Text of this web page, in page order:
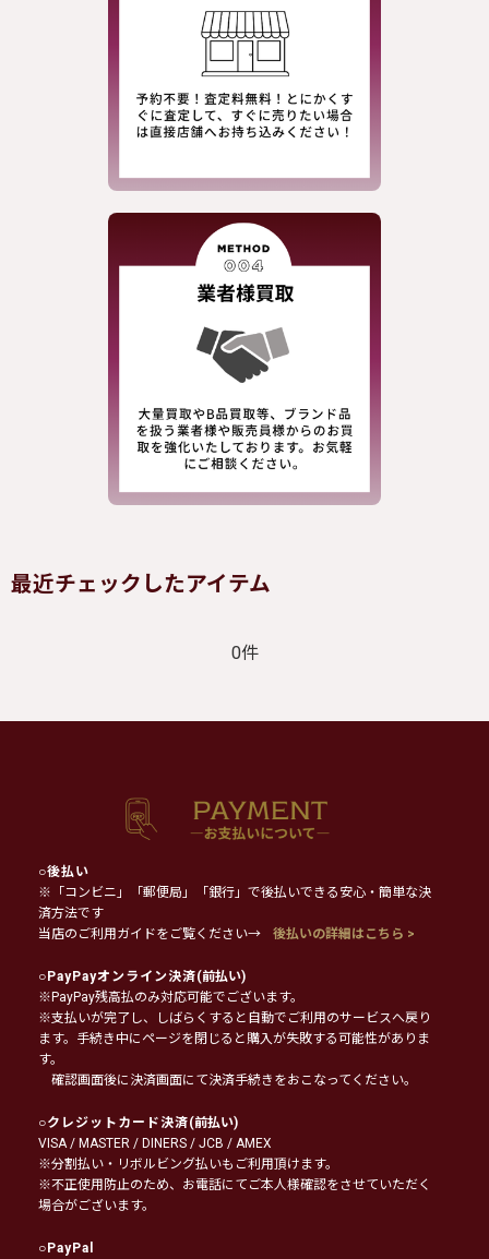
最近チェックしたアイテム
0件
○後払い
※「コンビニ」「郵便局」「銀行」で後払いできる安心・簡単な決
済方法です
当店のご利用ガイドをご覧ください→
後払いの詳細はこちら >
○PayPayオンライン決済(前払い)
※PayPay残高払のみ対応可能でございます。
※支払いが完了し、しばらくすると自動でご利用のサービスへ戻り
ます。手続き中にページを閉じると購入が失敗する可能性がありま
す。
確認画面後に決済画面にて決済手続きをおこなってください。
○クレジットカード決済(前払い)
VISA / MASTER / DINERS / JCB / AMEX
※分割払い・リボルビング払いもご利用頂けます。
※不正使用防止のため、お電話にてご本人様確認をさせていただく
場合がございます。
○PayPal